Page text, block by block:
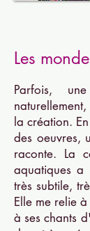
Les
Parfois,
la création.
des oeuvres,
raconte. La
aquatiques a
très subtile,
Elle me relie
à ses chants